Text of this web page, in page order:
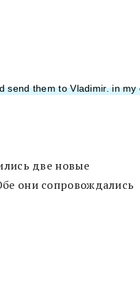
them to Vladimir. in
две новые
они сопровождались